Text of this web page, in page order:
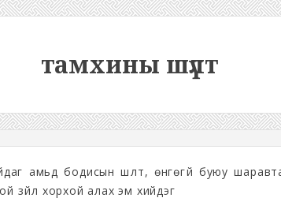
тамхины шүлт
амьд бодисын шүлт, өнгөгүй буюу
зүйл хорхой алах эм хийдэг